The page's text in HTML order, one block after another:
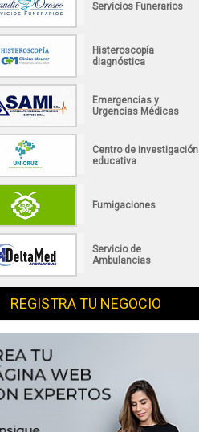
Servicios Funerarios
Histeroscopía
diagnóstica
Emergencias y
Urgencias Médicas
Centro de investigación
educativa
Fumigaciones
Servicio de
Ambulancias
REGISTRA TU NEGOCIO